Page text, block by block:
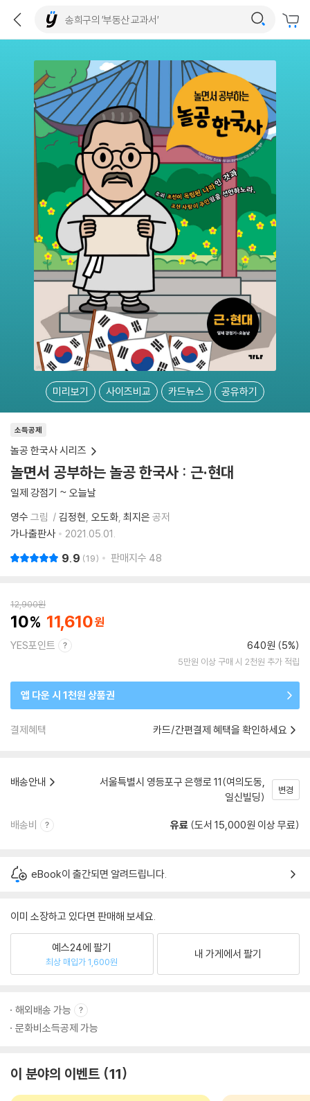
미리보기 사이즈비교 카드뉴스 공유하기
소득공제
놀공 한국사 시리즈
놀면서 공부하는 놀공 한국사 : 근·현대
일제 강점기 ~ 오늘날
영수 그림 김정현 오도화 최지은 공저
가나출판사
2021.05.01.
9.9 19 판매지수 48
12,900원
10 11,610
YES포인트 640원 (5%)
5만원 이상 구매 시 2천원 추가 적립
앱 다운 시 1천원 상품권
결제혜택 카드/간편결제 혜택을 확인하세요
배송안내
서울특별시 영등포구 은행로 11(여의도동,
일신빌딩)
변경
배송비 유료 (도서 15,000원 이상 무료)
eBook이 출간되면 알려드립니다.
이미 소장하고 있다면 판매해 보세요.
예스24에 팔기
최상 매입가 1,600원
내 가게에서 팔기
해외배송 가능
문화비소득공제 가능
이 분야의 이벤트 11